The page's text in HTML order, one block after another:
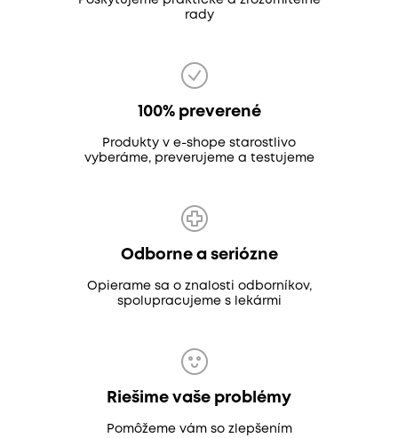
rady
100% preverené
Produkty v e-shope starostlivo
vyberáme, preverujeme a testujeme
Odborne a seriózne
Opierame sa o znalosti odborníkov,
spolupracujeme s lekármi
Riešime vaše problémy
Pomôžeme vám so zlepšením